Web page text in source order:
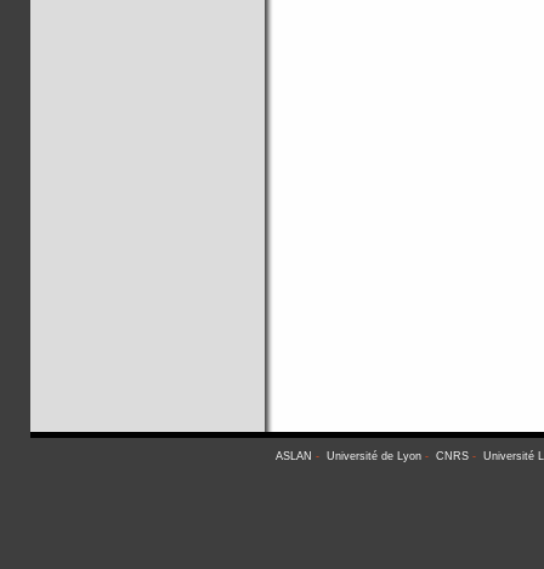
ASLAN - Université de Lyon- CNRS- Université